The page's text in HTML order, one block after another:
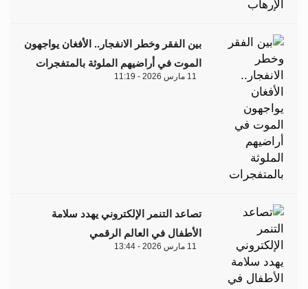
بين الفقر وخطر الانفجار.. الأفغان يواجهون
الموت في أراضيهم الملوثة بالمتفجرات
11 مارس 2026 - 11:19
تصاعد التنمر الإلكتروني يهدد سلامة
الأطفال في العالم الرقمي
11 مارس 2026 - 13:44